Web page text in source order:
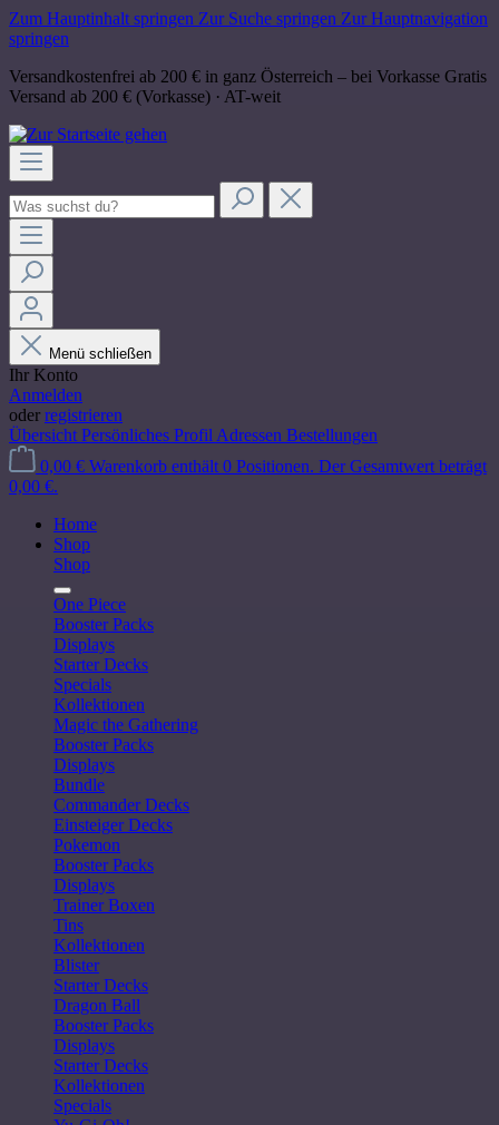
Zum Hauptinhalt springen Zur Suche springen Zur Hauptnavigation
springen
Versandkostenfrei ab 200 € in ganz Österreich – bei Vorkasse Gratis
Versand ab 200 € (Vorkasse) · AT-weit
Menü schließen
Ihr Konto
Anmelden
oder registrieren
Übersicht Persönliches Profil Adressen Bestellungen
0,00 € Warenkorb enthält 0 Positionen. Der Gesamtwert beträgt
0,00 €.
Home
Shop
Shop
One Piece
Booster Packs
Displays
Starter Decks
Specials
Kollektionen
Magic the Gathering
Booster Packs
Displays
Bundle
Commander Decks
Einsteiger Decks
Pokemon
Booster Packs
Displays
Trainer Boxen
Tins
Kollektionen
Blister
Starter Decks
Dragon Ball
Booster Packs
Displays
Starter Decks
Kollektionen
Specials